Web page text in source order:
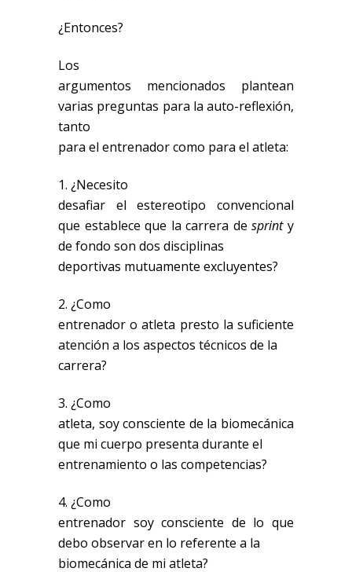
¿Entonces?
Los
argumentos mencionados plantean
varias preguntas para la auto-reflexión,
tanto
para el entrenador como para el atleta:
1. ¿Necesito
desafiar el estereotipo convencional
que establece que la carrera desprinty
de fondo son dos disciplinas
deportivas mutuamente excluyentes?
2. ¿Como
entrenador o atleta presto la suficiente
atención a los aspectos técnicos de la
carrera?
3. ¿Como
atleta, soy consciente de la biomecánica
que mi cuerpo presenta durante el
entrenamiento o las competencias?
4. ¿Como
entrenador soy consciente de lo que
debo observar en lo referente a la
biomecánica de mi atleta?